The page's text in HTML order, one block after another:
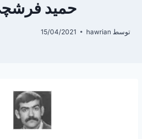
حمید
توسط hawrian
15/04/2021